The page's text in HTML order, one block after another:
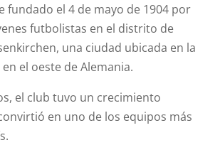
fundado el 4 de mayo de 1904 por
futbolistas en el distrito de
una ciudad ubicada en la
el oeste de Alemania.
el club tuvo un crecimiento
en uno de los equipos más